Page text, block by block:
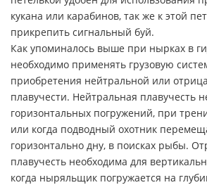
кукана или карабинов, так же к этой
прикрепить сигнальный буй.
Как упоминалось выше при нырках в
необходимо применять грузовую
приобретения нейтральной или
плавучести. Нейтральная плавучесть
горизонтальных погружений, при
или когда подводный охотник
горизонтально дну, в поисках рыбы.
плавучесть необходима для
когда ныряльщик погружается на